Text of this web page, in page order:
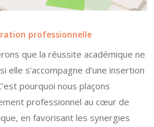
professionnelle
que la réussite académique ne
s’accompagne d’une insertion
pourquoi nous plaçons
professionnel au cœur de
en favorisant les synergies